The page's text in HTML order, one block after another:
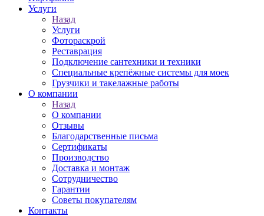
Услуги
Назад
Услуги
Фотораскрой
Реставрация
Подключение сантехники и техники
Специальные крепёжные системы для моек
Грузчики и такелажные работы
О компании
Назад
О компании
Отзывы
Благодарственные письма
Сертификаты
Производство
Доставка и монтаж
Сотрудничество
Гарантии
Советы покупателям
Контакты